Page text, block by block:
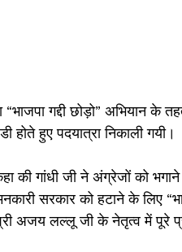
“भाजपा गद्दी छोड़ो”
होते हुए पदयात्रा निकाली गयी।
की गांधी जी ने अंग्रेजों को भगाने
सरकार को हटाने के लिए
अजय लल्लू जी के नेतृत्व में पूरे